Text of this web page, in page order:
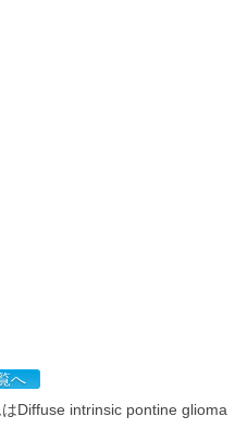
へ
Diffuse intrinsic pontine glioma